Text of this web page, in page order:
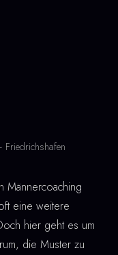
Friedrichshafen
Männercoaching
eine weitere
hier geht es um
die Muster zu